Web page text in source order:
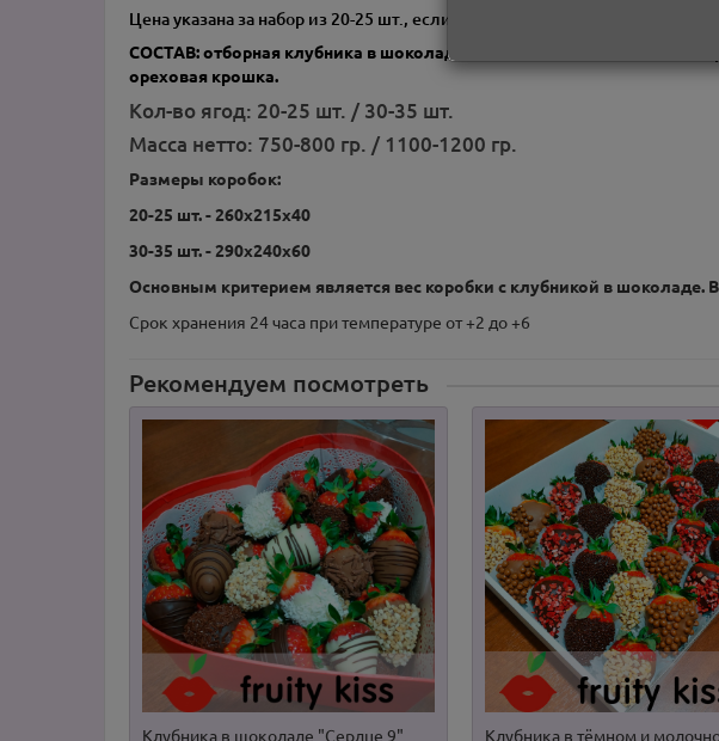
Цена указана за набор из 20-25 шт., если вы хотите другое кол-во, то
СОСТАВ: отборная клубника в шоколаде, тёмный, молочный, белый
ореховая крошка.
Кол-во ягод: 20-25 шт. / 30-35 шт.
Масса нетто: 750-800 гр. / 1100-1200 гр.
Размеры коробок:
20-25 шт. - 260х215х40
30-35 шт. - 290х240х60
Основным критерием является вес коробки с клубникой в шоколаде.
Срок хранения 24 часа при температуре от +2 до +6
Рекомендуем посмотреть
Клубника в шоколаде "Сердце 9"
Клубника в тёмном и